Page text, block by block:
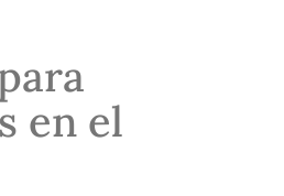
en el